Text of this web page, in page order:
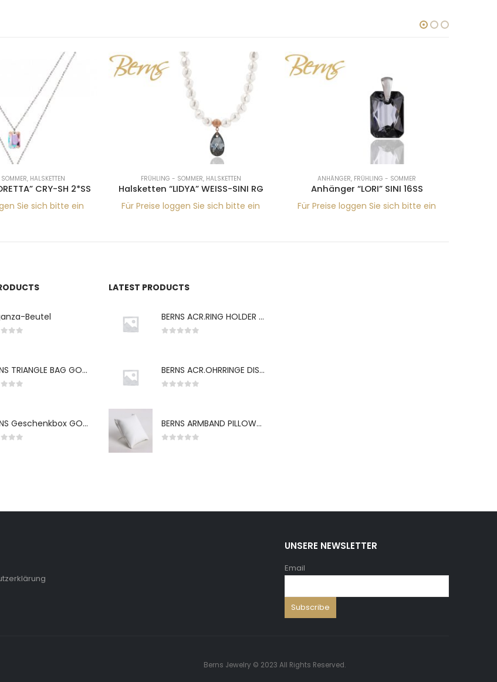
, HALSKETTEN
CRY-SH 2*SS
Sie sich bitte ein
FRÜHLING - SOMMER, HALSKETTEN
Halsketten “LIDYA” WEISS-SINI RG
Für Preise loggen Sie sich bitte ein
ANHÄNGER, FRÜHLING - SOMMER
Anhänger “LORI” SINI 16SS
Für Preise loggen Sie sich bitte ein
Beutel
BERNS TRIANGLE BAG GO-WH "S" 7*5CM
BERNS Geschenkbox GO-WH 65*65*38MM FOR SMALL SETS
LATEST PRODUCTS
BERNS ACR.RING HOLDER 180*120MM FOR 9 RINGS
BERNS ACR.OHRRINGE DISP. 130*320MM FOR 36 PAIRS
BERNS ARMBAND PILLOW+HOLD.8*8 ,5 WH.PU
UNSERE NEWSLETTER
Email
Berns Jewelry © 2023 All Rights Reserved.